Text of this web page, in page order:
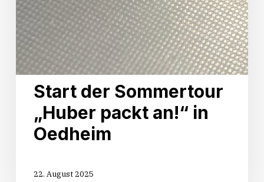
Start der Sommertour
„Huber packt an!“ in
Oedheim
22. August 2025